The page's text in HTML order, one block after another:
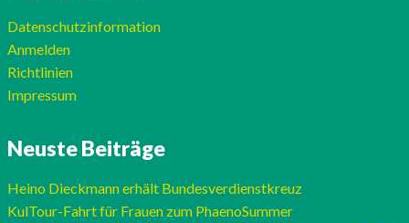
Datenschutzinformation
Anmelden
Richtlinien
Impressum
Neuste Beiträge
Heino Dieckmann erhält Bundesverdienstkreuz
KulTour-Fahrt für Frauen zum PhaenoSummer